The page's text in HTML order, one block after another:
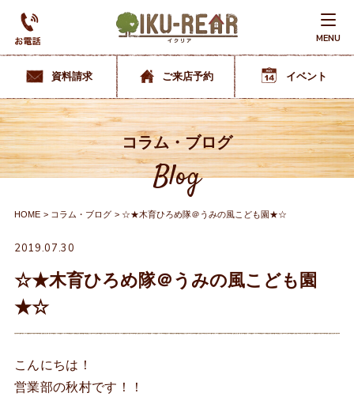
MENU
資料請求 ご来店予約 イベント
コラム・ブログ
Blog
HOME コラム・ブログ ☆★木育ひろめ隊＠うみの風こども園★☆
2019.07.30
☆★木育ひろめ隊＠うみの風こども園
★☆
こんにちは！
営業部の秋村です！！